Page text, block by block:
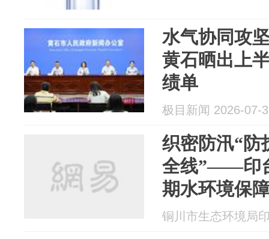
水气协同攻
黄石晒出上
绩单
极目新闻 2026-07-
织密防汛“防
全线”——印
期水环境保
铜川市生态环境局